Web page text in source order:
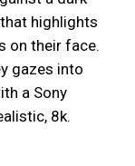
highlights
on their face.
gazes into
a Sony
8k.